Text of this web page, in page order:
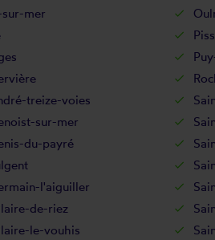
mer
treize-voies
sur-mer
du-payré
l'aiguiller
de-riez
le-vouhis